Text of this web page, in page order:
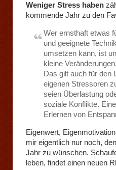
Weniger Stress haben
kommende Jahr zu den
Wer ernsthaft etwas
und geeignete
umsetzen kann, ist
kleine
Das gilt auch für
eigenen Stressoren
seien Überlastung
soziale Konflikte.
Erlernen von
Eigenwert,
mir eigentlich nur noch,
Jahr zu wünschen.
leben, findet einen neuen